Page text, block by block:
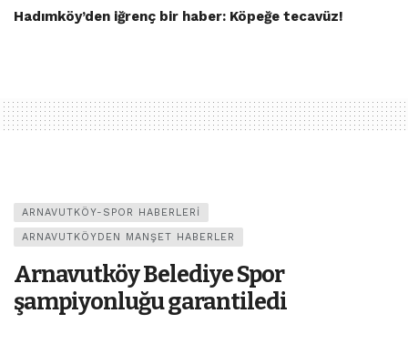
Hadımköy’den iğrenç bir haber: Köpeğe tecavüz!
ARNAVUTKÖY-SPOR HABERLERI
ARNAVUTKÖYDEN MANŞET HABERLER
Arnavutköy Belediye Spor
şampiyonluğu garantiledi